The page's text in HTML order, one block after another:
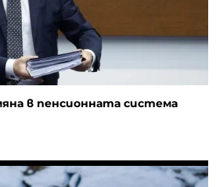
в пенсионната система